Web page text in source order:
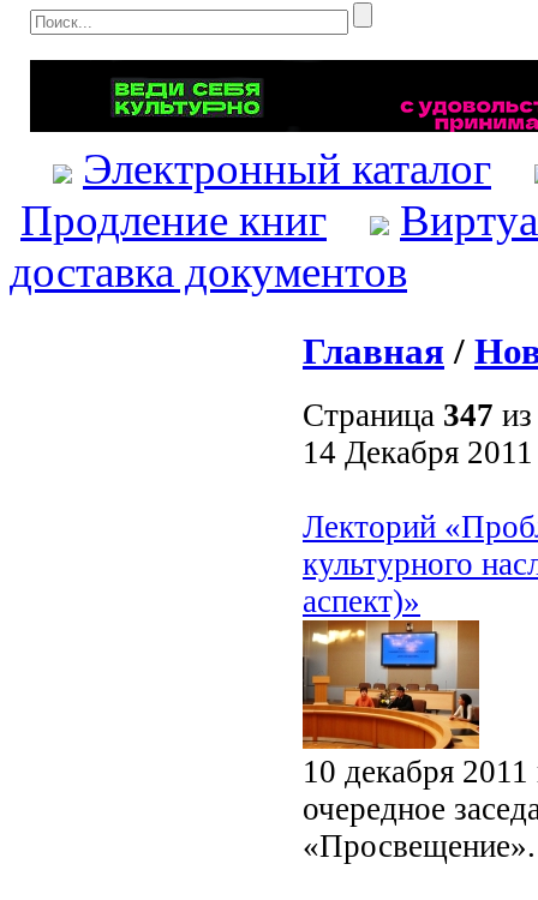
Электронный каталог
Продление книг
доставка документов
Главная /
Страница 347
14 Декабря 2011
Лекторий
культурного
аспект)»
10 декабря 2011
очередное
«Просвещение».